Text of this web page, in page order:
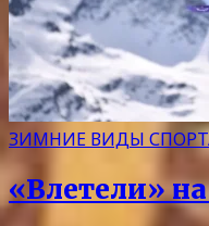
ЗИМНИЕ ВИДЫ
«Влетели»